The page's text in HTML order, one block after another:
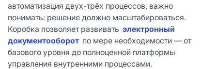
автоматизация двух-трёх процессов, важно
понимать: решение должно масштабироваться.
Коробка позволяет развивать электронный
документооборот по мере необходимости — от
базового уровня до полноценной платформы
управления внутренними процессами.